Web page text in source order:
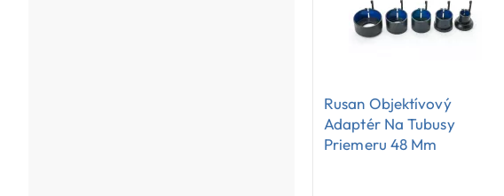
Rusan Objektívový
Adaptér Na Tubusy
Priemeru 48 Mm